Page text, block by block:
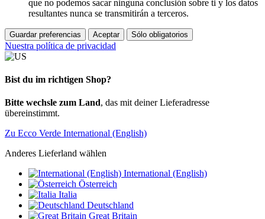
que no podemos sacar ninguna conclusión sobre ti y los datos
resultantes nunca se transmitirán a terceros.
Guardar preferencias Aceptar Sólo obligatorios
Nuestra política de privacidad
Bist du im richtigen Shop?
Bitte wechsle zum Land, das mit deiner Lieferadresse
übereinstimmt.
Zu Ecco Verde International (English)
Anderes Lieferland wählen
International (English)
Österreich
Italia
Deutschland
Great Britain